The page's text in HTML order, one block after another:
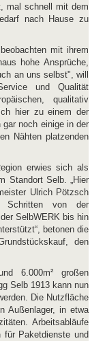
mal schnell mit dem
nach Hause zu
mit ihrem
hohe Ansprüche,
an uns selbst", will
und Qualität
qualitativ
hier zu einem der
noch einige in der
Nähten platzenden
erwies sich als
Standort Selb. „Hier
Ulrich Pötzsch
Schritten von der
SelbWERK bis hin
betonen die
den
6.000m² großen
Selb 1913 kann nun
Die Nutzfläche
Außenlager, in etwa
Arbeitsabläufe
für Paketdienste und